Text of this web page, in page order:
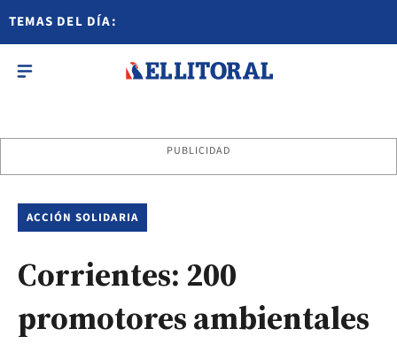
TEMAS DEL DÍA:
PUBLICIDAD
ACCIÓN SOLIDARIA
Corrientes: 200
promotores ambientales